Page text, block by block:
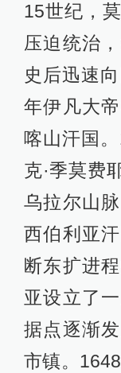
15世纪，
压迫统治
史后迅速
年伊凡大
喀山汗国
克·季莫费
乌拉尔山
西伯利亚
断东扩进
亚设立了
据点逐渐
市镇。